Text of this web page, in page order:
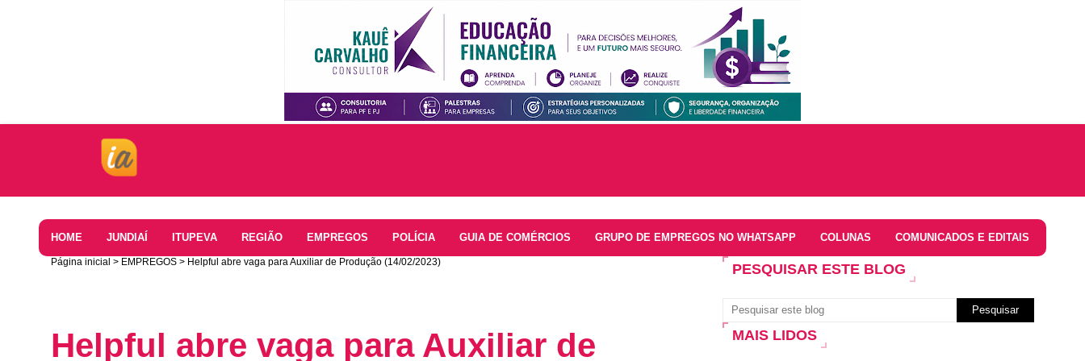
HOME JUNDIAÍ ITUPEVA REGIÃO EMPREGOS POLÍCIA GUIA DE COMÉRCIOS GRUPO DE EMPREGOS NO WHATSAPP COLUNAS COMUNICADOS E EDITAIS
Página inicial EMPREGOS Helpful abre vaga para Auxiliar de Produção (14/02/2023)
Helpful abre vaga para Auxiliar de
PESQUISAR ESTE BLOG
MAIS LIDOS